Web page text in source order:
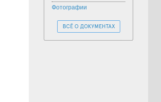
Фотографии
ВСЁ О ДОКУМЕНТАХ